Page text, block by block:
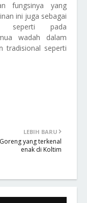
fungsinya yang
ini juga sebagai
seperti pada
wadah dalam
tradisional seperti
LEBIH BARU
yang terkenal
enak di Koltim